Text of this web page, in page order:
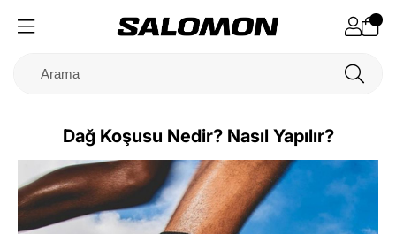
Dağ Koşusu Nedir? Nasıl Yapılır?